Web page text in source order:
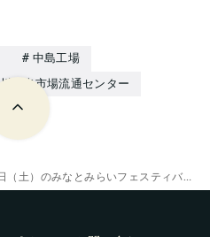
中島工場
川崎幸市場流通センター
店
）のみなとみらいフェスティバル2023の出店について